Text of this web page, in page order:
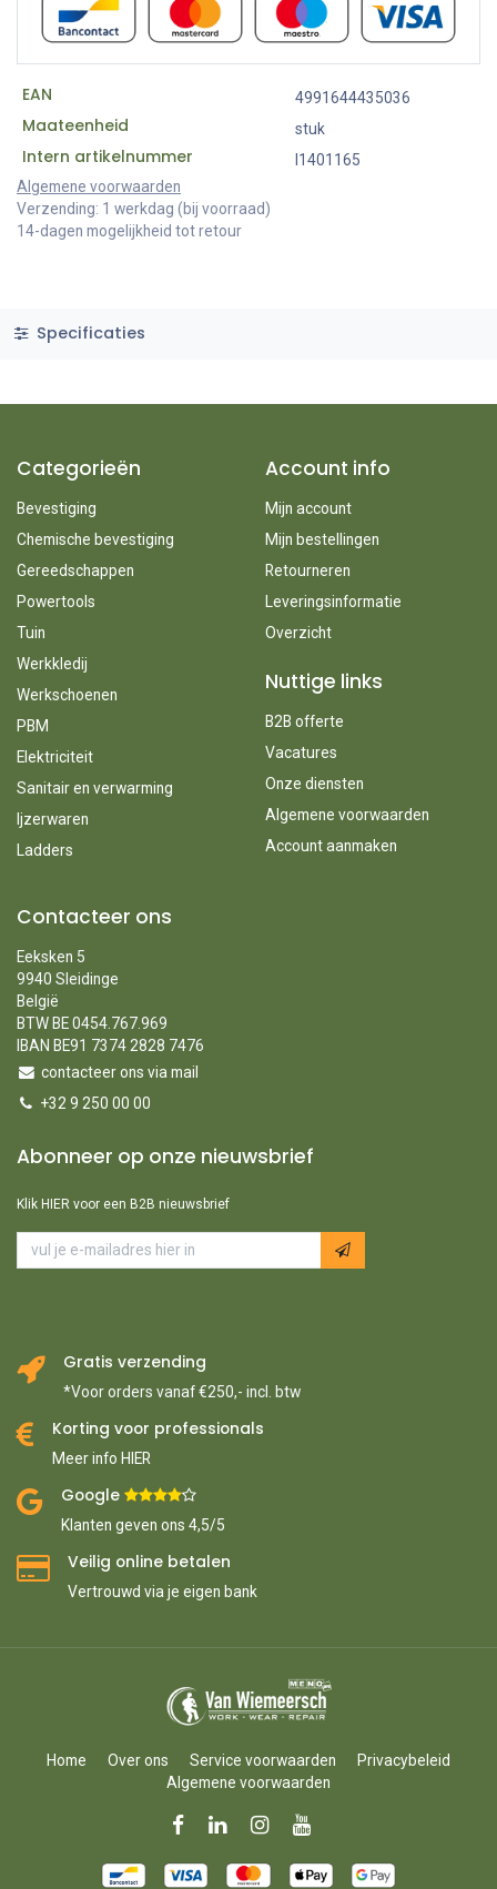
EAN 4991644435036
Maateenheid stuk
Intern artikelnummer
I1401165
Algemene voorwaarden
Verzending: 1 werkdag (bij voorraad)
14-dagen mogelijkheid tot retour
Specificaties
Categorieën
Bevestiging
Chemische bevestiging
Gereedschappen
Powertools
Tuin
Werkkledij
Werkschoenen
PBM
Elektriciteit
Sanitair en verwarming
Ijzerwaren
Ladders
Account info
Mijn account
Mijn bestellingen
Retourneren
Leveringsinformatie
Overzicht
Nuttige links
B2B offerte
Vacatures
Onze diensten
Algemene voorwaarden
Account aanmaken
Contacteer ons
Eeksken 5
9940 Sleidinge
België
BTW BE 0454.767.969
IBAN BE91 7374 2828 7476
contacteer ons via mail
+32 9 250 00 00
Abonneer op onze nieuwsbrief
Klik HIER voor een B2B nieuwsbrief
Gratis verzending
*Voor orders vanaf €250,- incl. btw
Korting voor professionals
Meer info HIER
Google ​
Klanten geven ons 4,5/5
Veilig online betalen
Vertrouwd via je eigen bank
Home Over ons Service voorwaarden
Privacybeleid
Algemene voorwaarden